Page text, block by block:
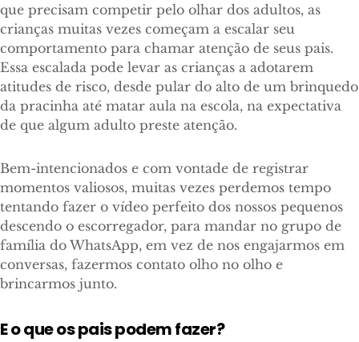
que precisam competir pelo olhar dos adultos, as
crianças muitas vezes começam a escalar seu
comportamento para chamar atenção de seus pais.
Essa escalada pode levar as crianças a adotarem
atitudes de risco, desde pular do alto de um brinquedo
da pracinha até matar aula na escola, na expectativa
de que algum adulto preste atenção.
Bem-intencionados e com vontade de registrar
momentos valiosos, muitas vezes perdemos tempo
tentando fazer o vídeo perfeito dos nossos pequenos
descendo o escorregador, para mandar no grupo de
família do WhatsApp, em vez de nos engajarmos em
conversas, fazermos contato olho no olho e
brincarmos junto.
E o que os pais podem fazer?